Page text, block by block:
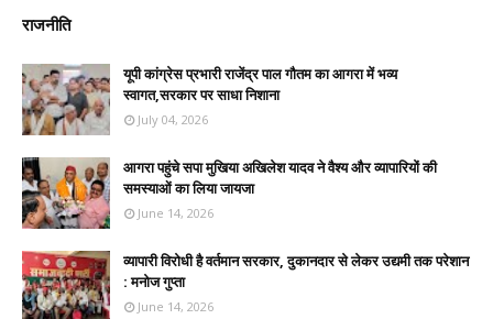
राजनीति
यूपी कांग्रेस प्रभारी राजेंद्र पाल गौतम का आगरा में भव्य
स्वागत,सरकार पर साधा निशाना
July 04, 2026
आगरा पहुंचे सपा मुखिया अखिलेश यादव ने वैश्य और व्यापारियों की
समस्याओं का लिया जायजा
June 14, 2026
व्यापारी विरोधी है वर्तमान सरकार, दुकानदार से लेकर उद्यमी तक परेशान
: मनोज गुप्ता
June 14, 2026